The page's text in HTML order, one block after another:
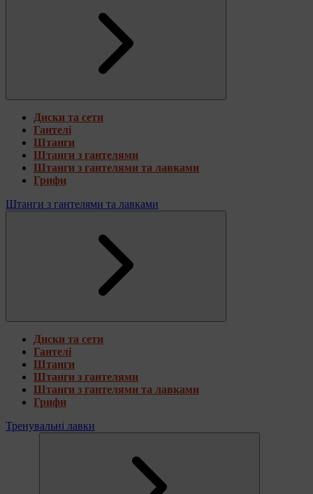
Диски та сети
Гантелі
Штанги
Штанги з гантелями
Штанги з гантелями та лавками
Грифи
Штанги з гантелями та лавками
Диски та сети
Гантелі
Штанги
Штанги з гантелями
Штанги з гантелями та лавками
Грифи
Тренувальні лавки